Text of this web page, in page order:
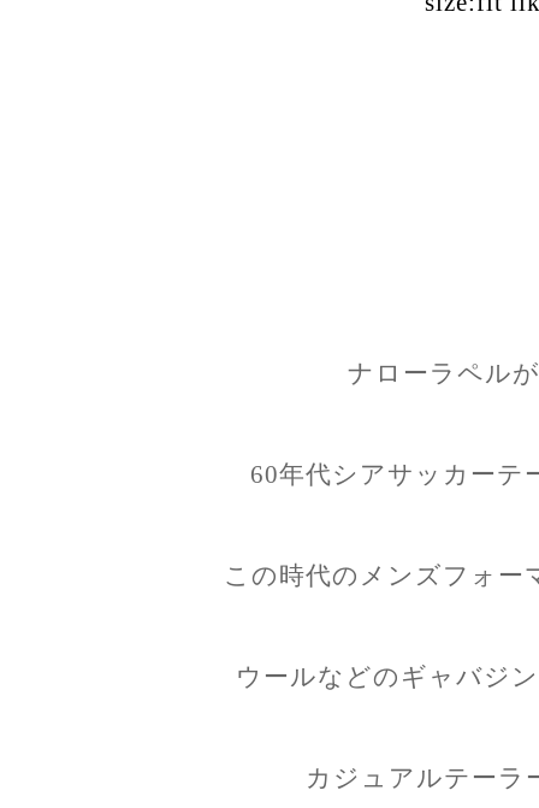
ナローラペル
60年代シアサッカーテ
この時代のメンズフォー
ウールなどのギャバジ
カジュアルテーラ